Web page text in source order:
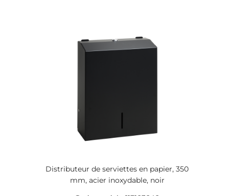
Distributeur de serviettes en papier, 350
mm, acier inoxydable, noir